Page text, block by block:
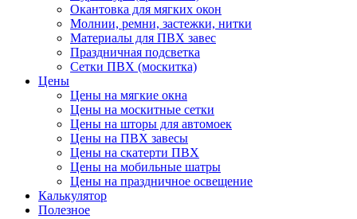
Окантовка для мягких окон
Молнии, ремни, застежки, нитки
Материалы для ПВХ завес
Праздничная подсветка
Сетки ПВХ (москитка)
Цены
Цены на мягкие окна
Цены на москитные сетки
Цены на шторы для автомоек
Цены на ПВХ завесы
Цены на скатерти ПВХ
Цены на мобильные шатры
Цены на праздничное освещение
Калькулятор
Полезное